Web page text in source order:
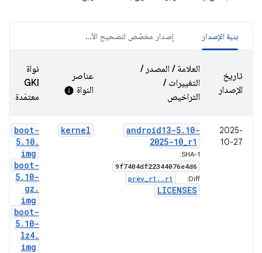
بنية الإصدار إصدار مخصّص لتصحيح الأخطاء
تاريخ
الإصدار
العلامة / المصدر /
التغييرات /
التراخيص
عناصر
النواة info
نواة
GKI
معتمَدة
2025-
10-27
android13-5. 10-
2025-10_r1
SHA-1:
9f7404df22344076e4d6
Diff:
prev r1 . . r1
LICENSES
kernel
boot-
5. 10.
img
boot-
5. 10-
gz .
img
boot-
5. 10-
lz4.
img